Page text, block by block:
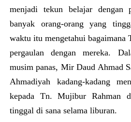
menjadi tekun belajar dengan
banyak orang-orang yang
waktu itu mengetahui bagaimana
pergaulan dengan mereka.
musim panas, Mir Daud Ahmad
Ahmadiyah kadang-kadang
kepada Tn. Mujibur Rahman
tinggal di sana selama liburan.